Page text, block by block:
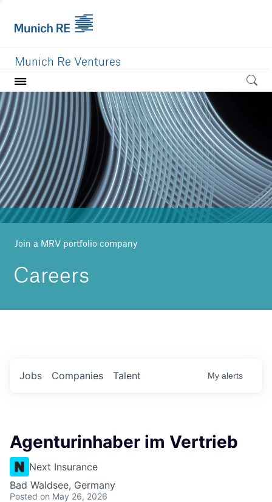
Munich Re Ventures
Home
Our value
Portfolio
Investment areas
Team
News
Join a MRV portfolio company
Careers
Jobs Companies Talent My alerts
Agenturinhaber im Vertrieb
Next Insurance
Bad Waldsee, Germany
Posted on May 26, 2026